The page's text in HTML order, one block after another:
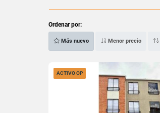
Ordenar por:
Más nuevo Menor precio
ACTIVO OP